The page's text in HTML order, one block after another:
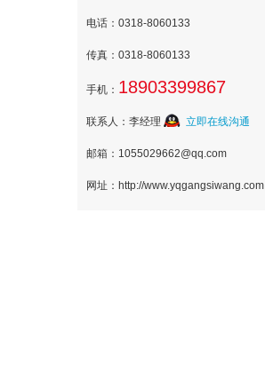
电话：0318-8060133
传真：0318-8060133
手机： 18903399867
联系人：李经理 立即在线沟通
邮箱：1055029662@qq.com
网址：http://www.yqgangsiwang.com